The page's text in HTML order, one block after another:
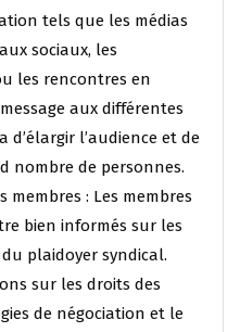
tels que les médias
sociaux, les
les rencontres en
aux différentes
l’audience et de
nombre de personnes.
membres : Les membres
bien informés sur les
plaidoyer syndical.
sur les droits des
de négociation et le